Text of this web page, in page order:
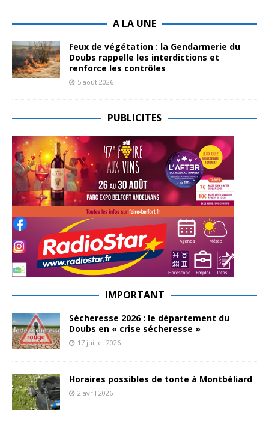
A LA UNE
Feux de végétation : la Gendarmerie du
Doubs rappelle les interdictions et
renforce les contrôles
5 août 2026
PUBLICITES
IMPORTANT
Sécheresse 2026 : le département du
Doubs en « crise sécheresse »
17 juillet 2026
Horaires possibles de tonte à Montbéliard
2 avril 2026